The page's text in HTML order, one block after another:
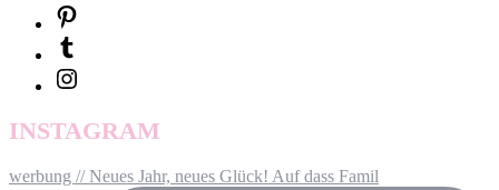
INSTAGRAM
werbung // Neues Jahr, neues Glück! Auf dass Famil